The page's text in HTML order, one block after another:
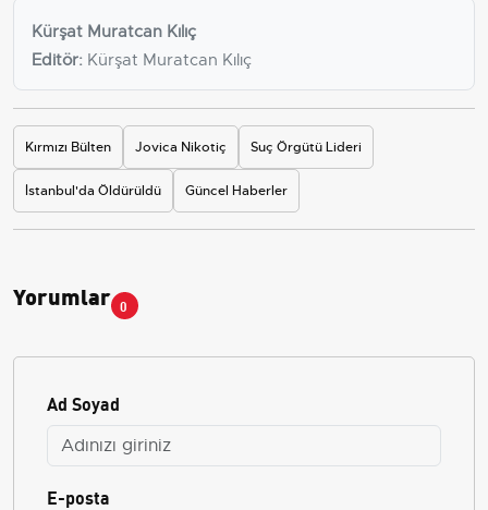
Kürşat Muratcan Kılıç
Editör: Kürşat Muratcan Kılıç
Kırmızı Bülten Jovica Nikotiç Suç Örgütü Lideri
İstanbul'da Öldürüldü Güncel Haberler
Yorumlar 0
Ad Soyad
E-posta